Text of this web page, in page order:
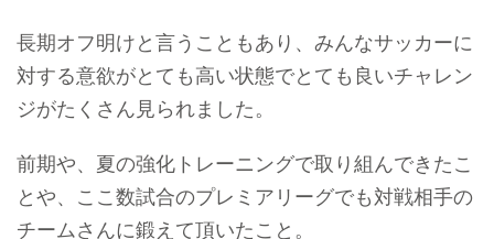
長期オフ明けと言うこともあり、みんなサッカーに
対する意欲がとても高い状態でとても良いチャレン
ジがたくさん見られました。
前期や、夏の強化トレーニングで取り組んできたこ
とや、ここ数試合のプレミアリーグでも対戦相手の
チームさんに鍛えて頂いたこと。